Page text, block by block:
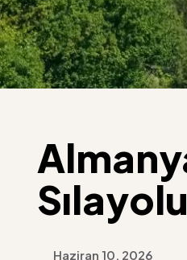
Haziran 10, 2026